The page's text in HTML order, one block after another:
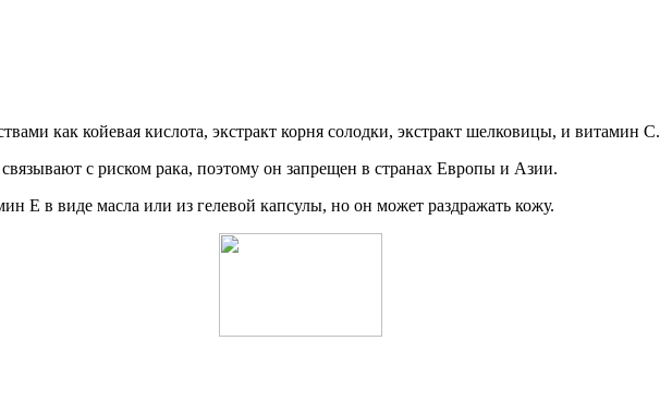
как койевая кислота, экстракт корня солодки, экстракт шелковицы, и витамин С.
с риском рака, поэтому он запрещен в странах Европы и Азии.
Е в виде масла или из гелевой капсулы, но он может раздражать кожу.